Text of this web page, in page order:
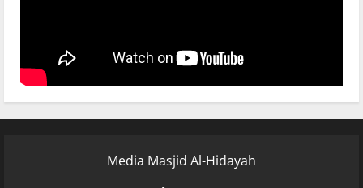
Media Masjid Al-Hidayah